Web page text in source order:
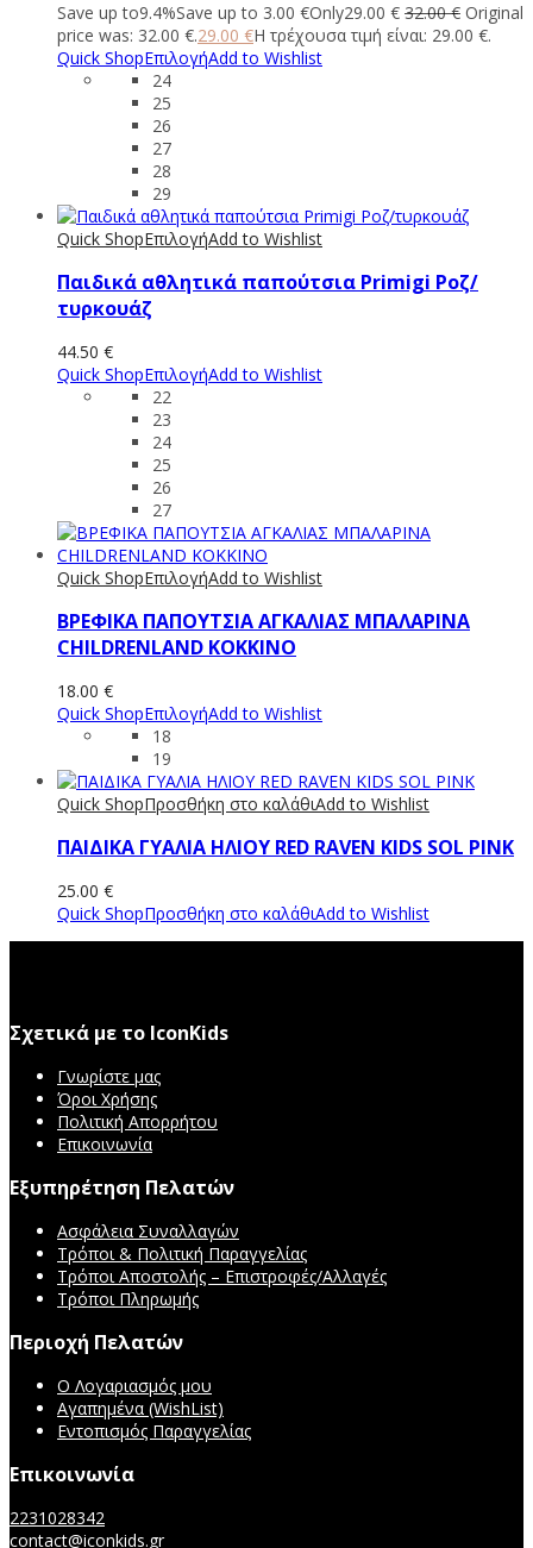
Save up to9.4%Save up to 3.00 €Only29.00 € 32.00€ Original
price was: 32.00 €.29.00 €Η τρέχουσα τιμή είναι: 29.00 €.
Quick ShopΕπιλογήAdd to Wishlist
24
25
26
27
28
29
Quick ShopΕπιλογήAdd to Wishlist
Παιδικά αθλητικά παπούτσια Primigi Ροζ/
τυρκουάζ
44.50 €
Quick ShopΕπιλογήAdd to Wishlist
22
23
24
25
26
27
Quick ShopΕπιλογήAdd to Wishlist
ΒΡΕΦΙΚΑ ΠΑΠΟΥΤΣΙΑ ΑΓΚΑΛΙΑΣ ΜΠΑΛΑΡΙΝΑ
CHILDRENLAND ΚΟΚΚΙΝΟ
18.00 €
Quick ShopΕπιλογήAdd to Wishlist
18
19
Quick ShopΠροσθήκη στο καλάθιAdd to Wishlist
ΠΑΙΔΙΚΑ ΓΥΑΛΙΑ ΗΛΙΟΥ RED RAVEN KIDS SOL PINK
25.00 €
Quick ShopΠροσθήκη στο καλάθιAdd to Wishlist
Σχετικά με το IconKids
Γνωρίστε μας
Όροι Χρήσης
Πολιτική Απορρήτου
Επικοινωνία
Εξυπηρέτηση Πελατών
Ασφάλεια Συναλλαγών
Τρόποι & Πολιτική Παραγγελίας
Τρόποι Αποστολής – Επιστροφές/Αλλαγές
Τρόποι Πληρωμής
Περιοχή Πελατών
Ο Λογαριασμός μου
Αγαπημένα (WishList)
Εντοπισμός Παραγγελίας
Επικοινωνία
2231028342
contact@iconkids.gr